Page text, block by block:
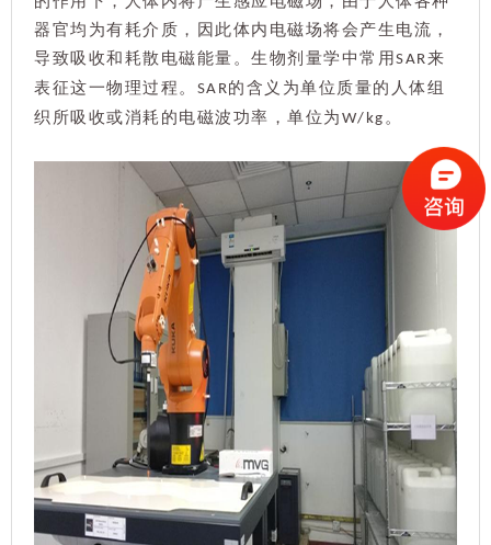
器官均为有耗介质，因此体内电磁场将会产生电流，
导致吸收和耗散电磁能量。 生物剂量学中常用 SAR来
表征这一物理过程。 SAR的含义为单位质量的人体组
织所吸收或消耗的电磁波功率，单位为 W/kg 。